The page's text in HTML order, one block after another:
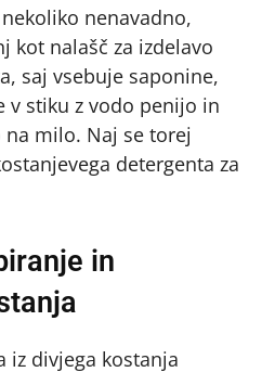
nenavadno,
kot nalašč za izdelavo
saj vsebuje saponine,
v stiku z vodo penijo in
milo. Naj se torej
detergenta za
in